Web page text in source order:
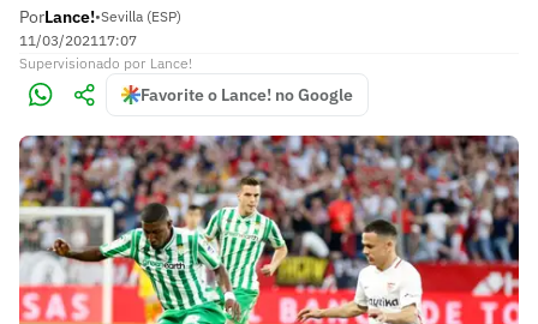
PorLance!•Sevilla (ESP)
11/03/202117:07
Supervisionado por Lance!
Favorite o Lance! no Google